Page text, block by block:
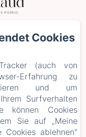
Viaud
Cookies
(auch von
Erfahrung zu
und um
Surfverhalten
können Cookies
Sie auf „Meine
Cookies ablehnen"